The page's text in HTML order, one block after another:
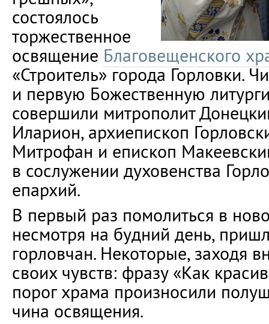
состоялось
торжественное
освящение Благовещенского
«Строитель» города Горловки.
и первую Божественную
совершили митрополит
Иларион, архиепископ
Митрофан и епископ
в сослужении духовенства
епархий.
В первый раз помолиться в
несмотря на будний день,
горловчан. Некоторые, заходя
своих чувств: фразу «Как
порог храма произносили
чина освящения.